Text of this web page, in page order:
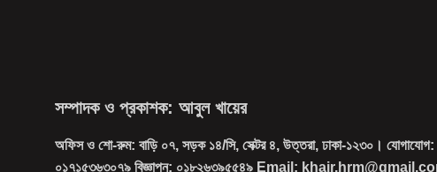
সম্পাদক ও প্রকাশক: আবুল খায়ের
অফিস ও শো-রুম: বাড়ি ০৭, সড়ক ১৪/সি, সেক্টর ৪, উত্তরা, ঢাকা-১২৩০। যোগাযোগ:
০১৭১৫৩৬৩০৭৯ বিজ্ঞাপন: ০১৮২৬৩৯৫৫৪৯ Email: